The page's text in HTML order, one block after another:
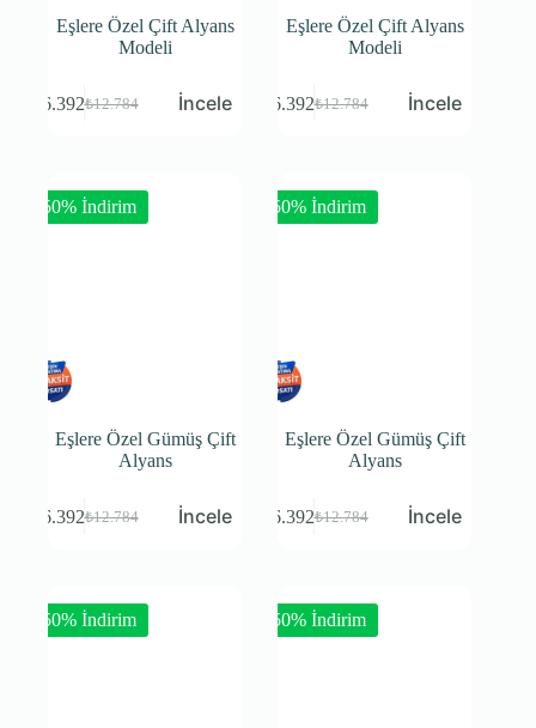
Eşlere Özel Çift Alyans
Modeli
₺12.784
6.392
Eşlere Özel Çift Alyans
Modeli
₺12.784
6.392
-50% İndirim
Eşlere Özel Gümüş Çift
Alyans
₺12.784
6.392
-50% İndirim
Eşlere Özel Gümüş Çift
Alyans
₺12.784
6.392
-50% İndirim -50% İndirim